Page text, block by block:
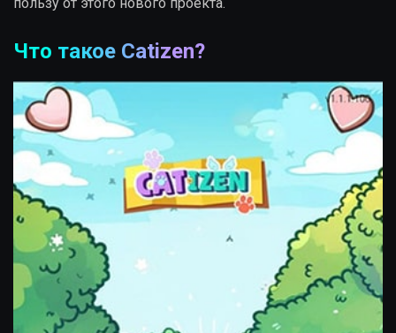
Что такое Catizen?